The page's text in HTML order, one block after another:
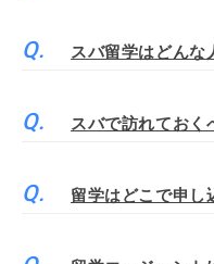
スバ留学はどんな
スバで訪れておく
留学はどこで申し